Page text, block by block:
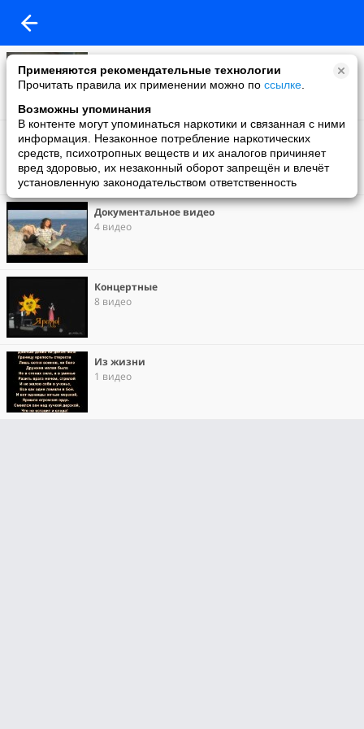
Применяются рекомендательные технологии
Прочитать правила их применении можно по ссылке
Возможны упоминания
В контенте могут упоминаться наркотики и связанная с ними
информация. Незаконное потребление наркотических
средств, психотропных веществ и их аналогов причиняет
вред здоровью, их незаконный оборот запрещён и влечёт
установленную законодательством ответственность
6 видео
Клипы
10 видео
Документальное видео
4 видео
Концертные
8 видео
Из жизни
1 видео